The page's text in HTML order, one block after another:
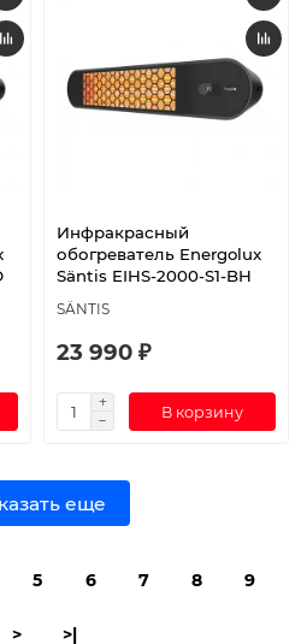
Инфракрасный
обогреватель Energolux
Säntis EIHS-2000-S1-BH
SÄNTIS
23 990 ₽
В корзину
еще
5 6 7 8 9
> >|